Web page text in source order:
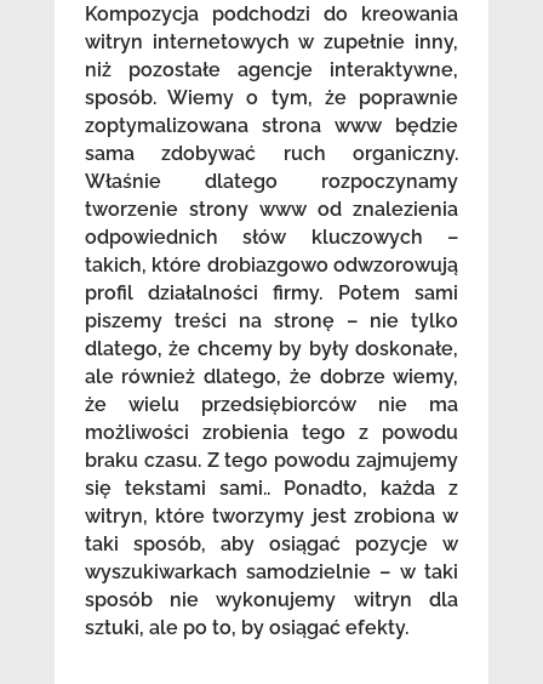
Kompozycja podchodzi do kreowania
witryn internetowych w zupełnie inny,
niż pozostałe agencje interaktywne,
sposób. Wiemy o tym, że poprawnie
zoptymalizowana strona www będzie
sama zdobywać ruch organiczny.
Właśnie dlatego rozpoczynamy
tworzenie strony www od znalezienia
odpowiednich słów kluczowych –
takich, które drobiazgowo odwzorowują
profil działalności firmy. Potem sami
piszemy treści na stronę – nie tylko
dlatego, że chcemy by były doskonałe,
ale również dlatego, że dobrze wiemy,
że wielu przedsiębiorców nie ma
możliwości zrobienia tego z powodu
braku czasu. Z tego powodu zajmujemy
się tekstami sami.. Ponadto, każda z
witryn, które tworzymy jest zrobiona w
taki sposób, aby osiągać pozycje w
wyszukiwarkach samodzielnie – w taki
sposób nie wykonujemy witryn dla
sztuki, ale po to, by osiągać efekty.